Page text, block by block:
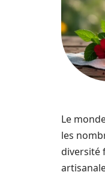
Le
les
diversité